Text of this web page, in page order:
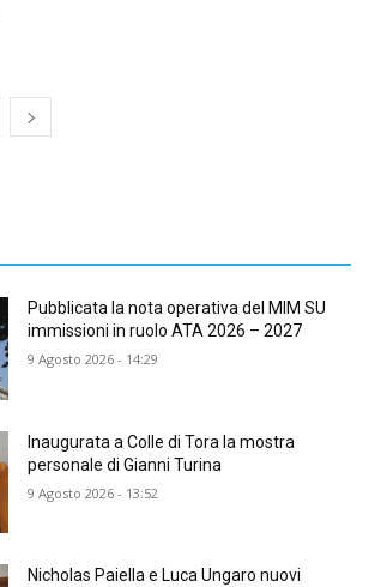
Pubblicata la nota operativa del MIM SU
immissioni in ruolo ATA 2026 – 2027
9 Agosto 2026 - 14:29
Inaugurata a Colle di Tora la mostra
personale di Gianni Turina
9 Agosto 2026 - 13:52
Nicholas Paiella e Luca Ungaro nuovi